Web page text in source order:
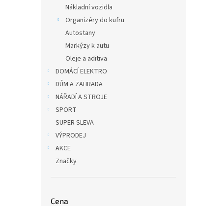
Nákladní vozidla
Organizéry do kufru
Autostany
Markýzy k autu
Oleje a aditiva
DOMÁCÍ ELEKTRO
DŮM A ZAHRADA
NÁŘADÍ A STROJE
SPORT
SUPER SLEVA
VÝPRODEJ
AKCE
Značky
Cena